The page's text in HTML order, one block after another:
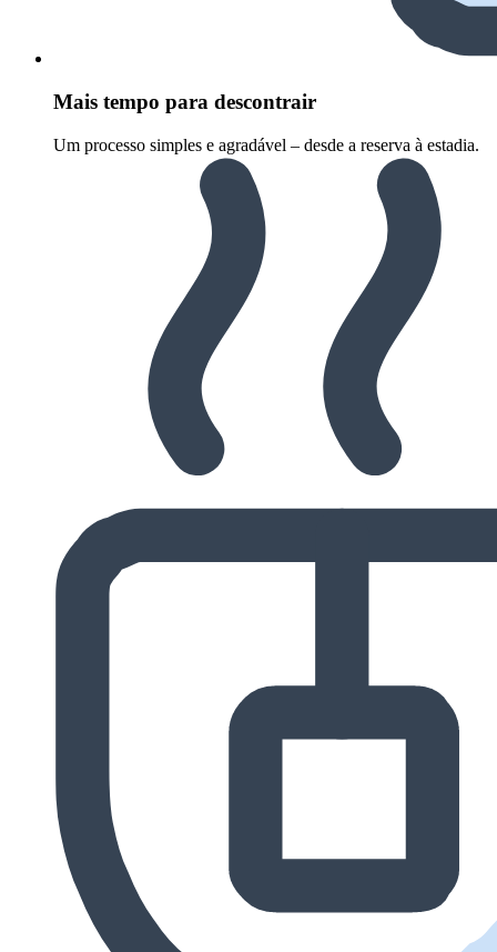
Mais tempo para descontrair
Um processo simples e agradável – desde a reserva à estadia.